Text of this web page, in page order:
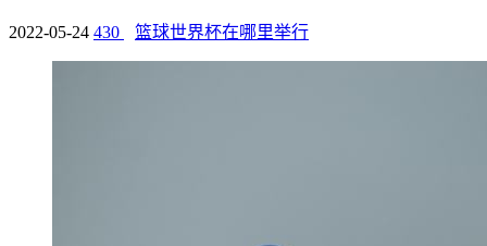
2022-05-24 430 篮球世界杯在哪里举行